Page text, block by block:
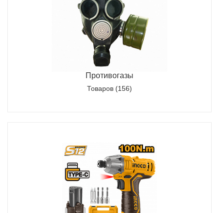
Противогазы
Товаров (156)